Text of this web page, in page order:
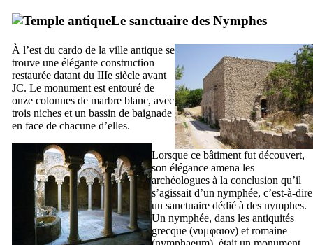
Le sanctuaire des Nymphes
À l’est du cardo de la ville antique se
trouve une élégante construction
restaurée datant du IIIe siècle avant
JC. Le monument est entouré de
onze colonnes de marbre blanc, avec
trois niches et un bassin de baignade
en face de chacune d’elles.
Lorsque ce bâtiment fut découvert,
son élégance amena les
archéologues à la conclusion qu’il
s’agissait d’un nymphée, c’est-à-dire
un sanctuaire dédié à des nymphes.
Un nymphée, dans les antiquités
grecque (νυμφαιον) et romaine